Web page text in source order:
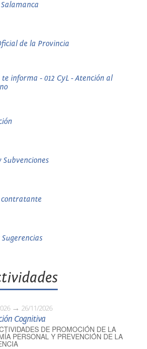
de la Provincia
te informa - 012 CyL - Atención al
Subvenciones
Sugerencias
26/11/2026
Cognitiva
DE PROMOCIÓN DE LA
PERSONAL Y PREVENCIÓN DE LA